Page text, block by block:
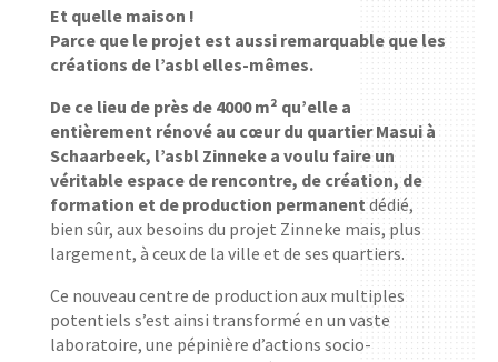
Et quelle maison !
Parce que le projet est aussi remarquable que les
créations de l’asbl elles-mêmes.
De ce lieu de près de 4000 m² qu’elle a
entièrement rénové au cœur du quartier Masui à
Schaarbeek, l’asbl Zinneke a voulu faire un
véritable espace de rencontre, de création, de
formation et de production permanent dédié,
bien sûr, aux besoins du projet Zinneke mais, plus
largement, à ceux de la ville et de ses quartiers.
Ce nouveau centre de production aux multiples
potentiels s’est ainsi transformé en un vaste
laboratoire, une pépinière d’actions socio-